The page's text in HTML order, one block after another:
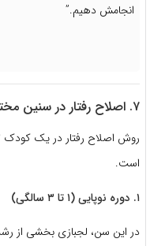
انجامش دهیم.”
۷. اصلاح رفتار در سنین مختلف (تفکیک سنی)
است.
۱. دوره نوپایی (۱ تا ۳ سالگی)
در این سن، لجبازی بخشی از